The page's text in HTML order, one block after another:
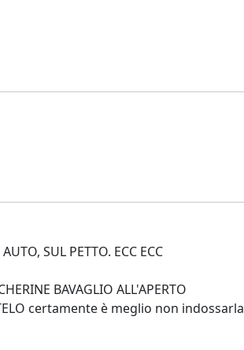
SUL PETTO. ECC ECC
BAVAGLIO ALL'APERTO
certamente è meglio non